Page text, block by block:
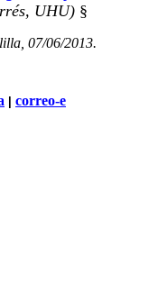
UHU) §
07/06/2013.
correo-e